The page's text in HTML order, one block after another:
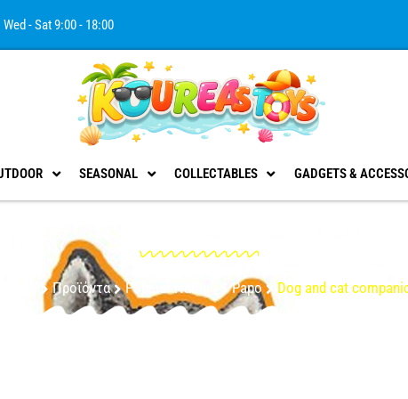
Wed - Sat 9:00 - 18:00
SEASONAL COLLECTABLES GADGETS &
Προϊόντα Popular Names Papo Dog and cat